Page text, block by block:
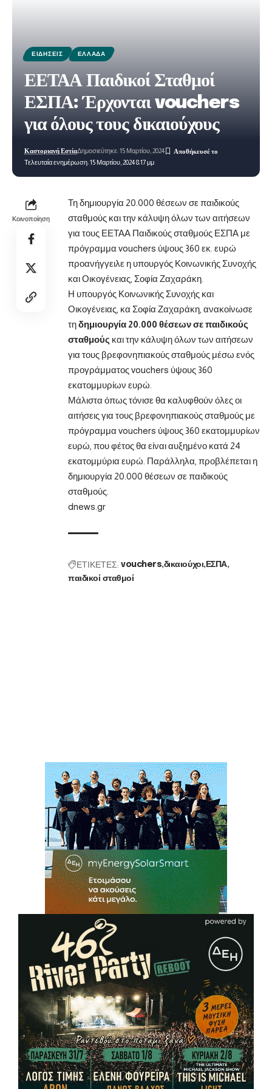
ΕΙΔΉΣΕΙΣ ΕΛΛΆΔΑ
ΕΕΤΑΑ Παιδικοί Σταθμοί
ΕΣΠΑ: Έρχονται vouchers
για όλους τους δικαιούχους
Τελευταία ενημέρωση: 15 Μαρτίου, 2024 8:17 μμ
Καστοριανή ΕστίαΔημοσιεύτηκε: 15 Μαρτίου, 2024
Κοινοποίηση
Τη δημιουργία 20.000 θέσεων σε παιδικούς
σταθμούς και την κάλυψη όλων των αιτήσεων
για τους ΕΕΤΑΑ Παιδικούς σταθμούς ΕΣΠΑ με
πρόγραμμα vouchers ύψους 360 εκ. ευρώ
προανήγγειλε η υπουργός Κοινωνικής Συνοχής
και Οικογένειας, Σοφία Ζαχαράκη.
Η υπουργός Κοινωνικής Συνοχής και
Οικογένειας, κα Σοφία Ζαχαράκη, ανακοίνωσε
τηδημιουργία 20.000 θέσεων σε παιδικούς
σταθμούς και την κάλυψη όλων των αιτήσεων
για τους βρεφονηπιακούς σταθμούς μέσω ενός
προγράμματος vouchers ύψους 360
εκατομμυρίων ευρώ.
Μάλιστα όπως τόνισε θα καλυφθούν όλες οι
αιτήσεις για τους βρεφονηπιακούς σταθμούς με
πρόγραμμα vouchers ύψους 360 εκατομμυρίων
ευρώ, που φέτος θα είναι αυξημένο κατά 24
εκατομμύρια ευρώ. Παράλληλα, προβλέπεται η
δημιουργία 20.000 θέσεων σε παιδικούς
σταθμούς.
dnews.gr
ΕΤΙΚΕΤΕΣ: vouchers δικαιούχοι ΕΣΠΑ
παιδικοί σταθμοί